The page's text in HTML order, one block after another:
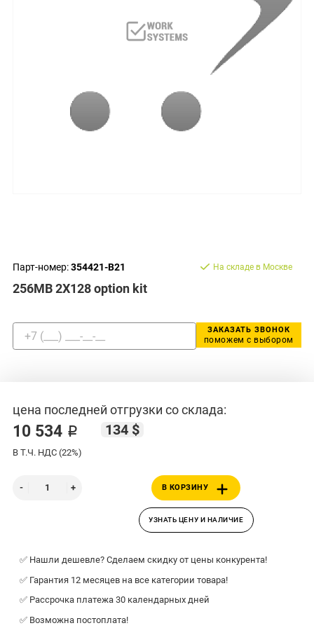
Парт-номер:354421-B21
256MB 2X128 option kit
На складе в Москве
ЗАКАЗАТЬ ЗВОНОК
поможем с выбором
цена последней отгрузки со склада:
10 534 ₽ 134 $
В Т.Ч. НДС (22%)
В КОРЗИНУ
УЗНАТЬ ЦЕНУ И НАЛИЧИЕ
✅ Нашли дешевле? Сделаем скидку от цены конкурента!
✅ Гарантия 12 месяцев на все категории товара!
✅ Рассрочка платежа 30 календарных дней
✅ Возможна постоплата!